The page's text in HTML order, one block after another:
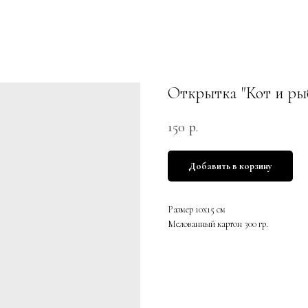
Открытка "Кот и
150 р.
Добавить в корзину
Размер 10х15 см
Мелованный картон 300 гр.